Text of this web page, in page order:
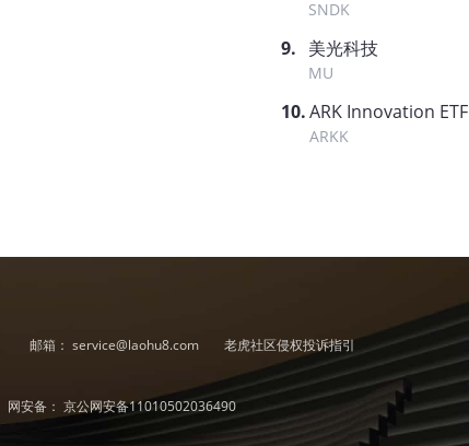
SNDK
9. 美光科技
MU
10.ARK Innovation ETF
ARKK
邮箱： service@laohu8.com
老虎社区侵权投诉指引
网安备： 京公网安备11010502036490